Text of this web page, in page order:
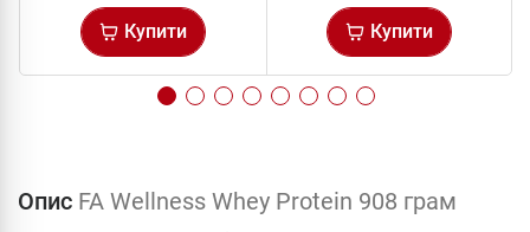
Купити Купити
Опис FA Wellness Whey Protein 908 грам